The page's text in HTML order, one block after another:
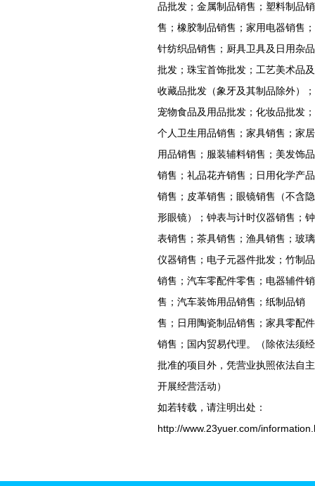
品批发；金属制品销售；塑料制品销
售；橡胶制品销售；家用电器销售；
针纺织品销售；厨具卫具及日用杂品
批发；珠宝首饰批发；工艺美术品及
收藏品批发（象牙及其制品除外）；
宠物食品及用品批发；化妆品批发；
个人卫生用品销售；家具销售；家居
用品销售；服装辅料销售；美发饰品
销售；礼品花卉销售；日用化学产品
销售；皮革销售；眼镜销售（不含隐
形眼镜）；钟表与计时仪器销售；钟
表销售；茶具销售；渔具销售；玻璃
仪器销售；电子元器件批发；竹制品
销售；汽车零配件零售；电器辅件销
售；汽车装饰用品销售；纸制品销
售；日用陶瓷制品销售；家具零配件
销售；国内贸易代理。（除依法须经
批准的项目外，凭营业执照依法自主
开展经营活动）
如若转载，请注明出处：
http://www.23yuer.com/